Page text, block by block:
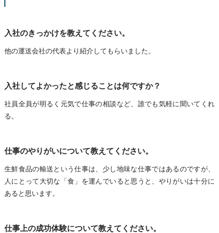
入社のきっかけを教えてください。
他の運送会社の代表より紹介してもらいました。
入社してよかったと感じることは何ですか？
社員全員が明るく元気で仕事の相談など、誰でも気軽に聞いてくれ
る。
仕事のやりがいについて教えてください。
生鮮食品の輸送という仕事は、少し地味な仕事ではあるのですが、
人にとって大切な「食」を運んでいると思うと、やりがいは十分に
あると思います。
仕事上の成功体験について教えてください。